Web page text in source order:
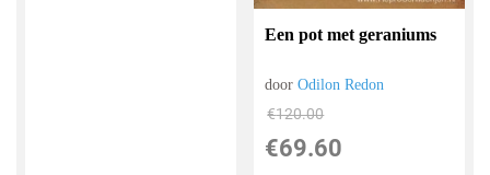
Een pot met geraniums
doorOdilon Redon
€120.00
€69.60